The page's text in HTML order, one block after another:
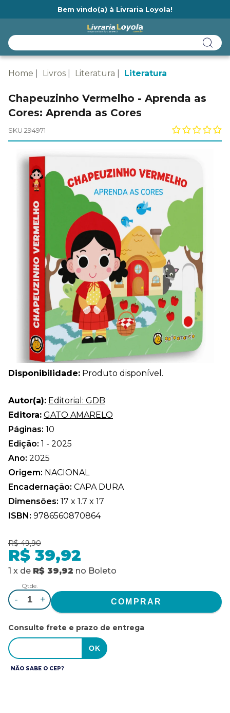
Bem vindo(a) à Livraria Loyola!
Home Livros Literatura Literatura
Chapeuzinho Vermelho - Aprenda as
Cores: Aprenda as Cores
SKU 294971
Disponibilidade: Produto disponível.
Autor(a): Editorial: GDB
Editora: GATO AMARELO
Páginas: 10
Edição: 1 - 2025
Ano: 2025
Origem: NACIONAL
Encadernação: CAPA DURA
Dimensões: 17 x 1.7 x 17
ISBN: 9786560870864
R$ 49,90
R$ 39,92
1 x de R$ 39,92 no Boleto
Qtde.
- +
Consulte frete e prazo de entrega
NÃO SABE O CEP?